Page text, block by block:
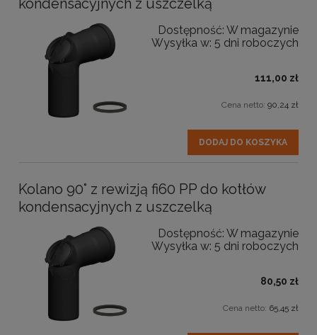
Dostępność: W magazynie
Wysyłka w: 5 dni roboczych
111,00 zł
Cena netto: 90,24 zł
DODAJ DO KOSZYKA
Kolano 90° z rewizją fi60 PP do kotłów
kondensacyjnych z uszczelką
Dostępność: W magazynie
Wysyłka w: 5 dni roboczych
80,50 zł
Cena netto: 65,45 zł